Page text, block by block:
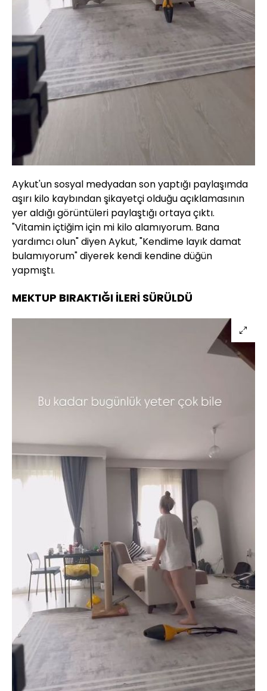
Aykut'un sosyal medyadan son yaptığı paylaşımda
aşırı kilo kaybından şikayetçi olduğu açıklamasının
yer aldığı görüntüleri paylaştığı ortaya çıktı.
"Vitamin içtiğim için mi kilo alamıyorum. Bana
yardımcı olun" diyen Aykut, "Kendime layık damat
bulamıyorum" diyerek kendi kendine düğün
yapmıştı.
MEKTUP BIRAKTIĞI İLERİ SÜRÜLDÜ